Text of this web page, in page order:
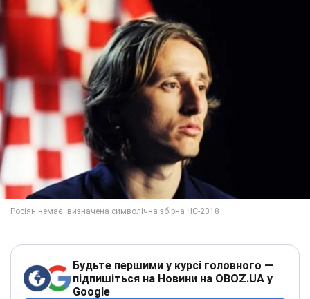
Будьте першими у курсі головного —
підпишіться на Новини на OBOZ.UA у
Google